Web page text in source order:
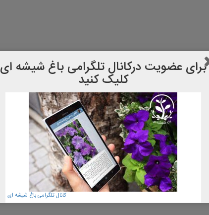
برای عضویت دركانال تلگرامی باغ شیشه ای
کلیک کنید
کانال تلگرامی باغ شیشه ای